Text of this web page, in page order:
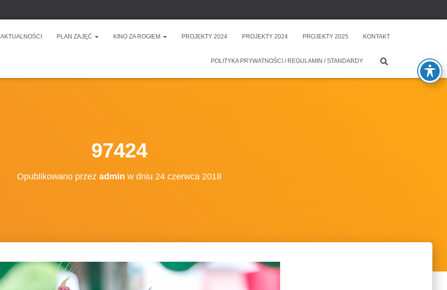
AKTUALNOŚCI PLAN ZAJĘĆ KINO ZA ROGIEM PROJEKTY 2024 PROJEKTY 2024 PROJEKTY 2025 KONTAKT
POLITYKA PRYWATNOŚCI / REGULAMIN / STANDARDY
97424
Opublikowano przez admin w dniu 24 czerwca 2018